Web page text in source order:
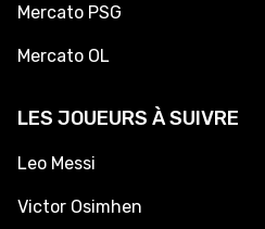
Mercato PSG
Mercato OL
LES JOUEURS À SUIVRE
Leo Messi
Victor Osimhen